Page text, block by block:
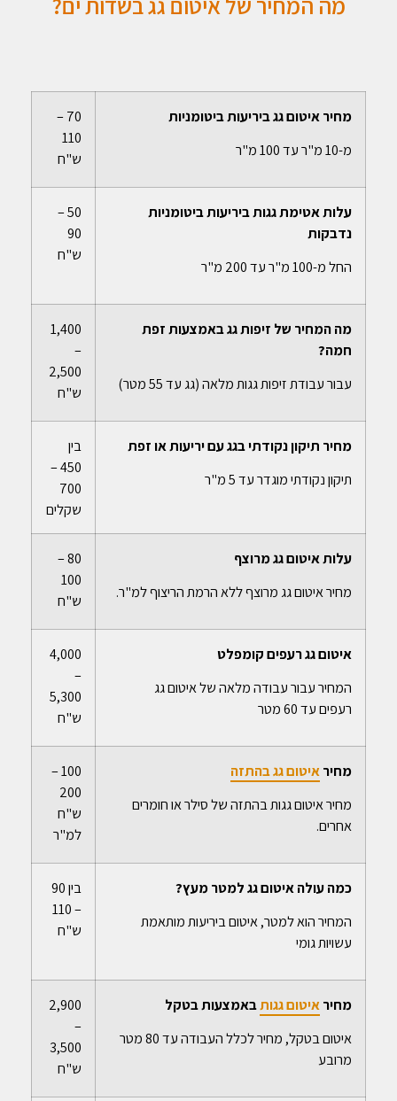
מחיר איטום גג ביריעות ביטומניות
מ-10 מ"ר עד 100 מ"ר
70 –
110
ש"ח
עלות אטימת גגות ביריעות ביטומניות
נדבקות
החל מ-100 מ"ר עד 200 מ"ר
50 –
90
ש"ח
מה המחיר של זיפות גג באמצעות זפת
חמה?
עבור עבודת זיפות גגות מלאה (גג עד 55 מטר)
1,400
–
2,500
ש"ח
מחיר תיקון נקודתי בגג עם יריעות או זפת
תיקון נקודתי מוגדר עד 5 מ"ר
בין
450 –
700
שקלים
עלות איטום גג מרוצף
מחיר איטום גג מרוצף ללא הרמת הריצוף למ"ר.
80 –
100
ש"ח
איטום גג רעפים קומפלט
המחיר עבור עבודה מלאה של איטום גג
רעפים עד 60 מטר
4,000
–
5,300
ש"ח
מחיראיטום גג בהתזה
מחיר איטום גגות בהתזה של סילר או חומרים
אחרים.
100 –
200
ש"ח
למ"ר
כמה עולה איטום גג למטר מעץ?
המחיר הוא למטר, איטום ביריעות מותאמת
עשויות גומי
בין 90
– 110
ש"ח
מחיראיטום גגותבאמצעות בטקל
איטום בטקל, מחיר לכלל העבודה עד 80 מטר
מרובע
2,900
–
3,500
ש"ח